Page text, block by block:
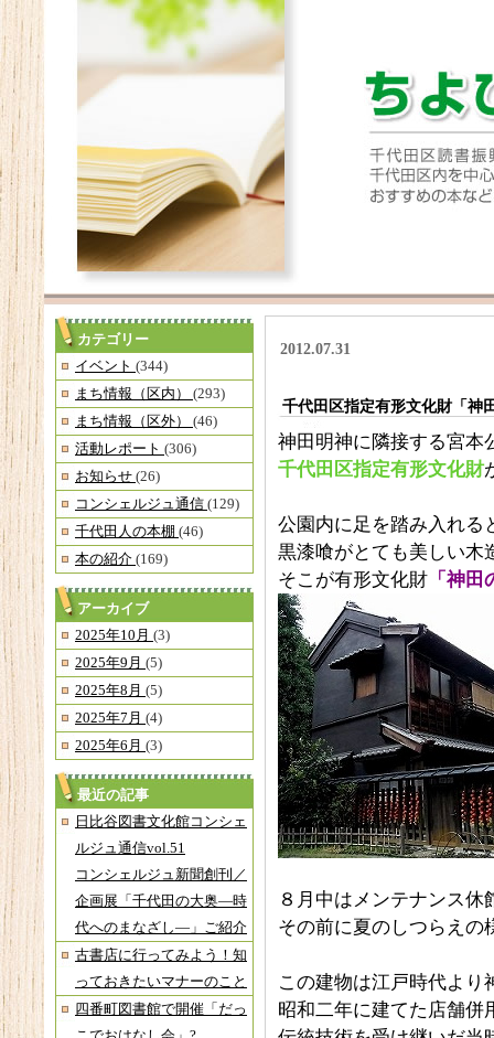
カテゴリー
イベント (344)
まち情報（区内） (293)
まち情報（区外） (46)
活動レポート (306)
お知らせ (26)
コンシェルジュ通信 (129)
千代田人の本棚 (46)
本の紹介 (169)
アーカイブ
2025年10月 (3)
2025年9月 (5)
2025年8月 (5)
2025年7月 (4)
2025年6月 (3)
最近の記事
日比谷図書文化館コンシェ
ルジュ通信vol.51
コンシェルジュ新聞創刊／
企画展「千代田の大奥―時
代へのまなざし―」ご紹介
古書店に行ってみよう！知
っておきたいマナーのこと
四番町図書館で開催「だっ
2012.07.31
千代田区指定有形文化財「神
神田明神に隣接する宮本
千代田区指定有形文化財
公園内に足を踏み入れる
黒漆喰がとても美しい木
そこが有形文化財 「神田
８月中はメンテナンス休
その前に夏のしつらえの
この建物は江戸時代より
昭和二年に建てた店舗併